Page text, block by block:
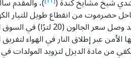
من مادة الديزل لتزويد